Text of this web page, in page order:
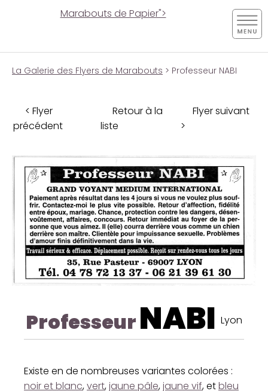
Marabouts de Papier">
La Galerie des Flyers de Marabouts > Professeur NABI
< Flyer
précédent
Retour à la
liste
Flyer suivant
>
ProfesseurNABI Lyon
Existe en de nombreuses variantes colorées :
noir et blanc,vert,jaune pâle,jaune vif, etbleu